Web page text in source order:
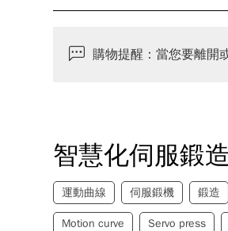
購物提醒：當您要離開
智慧化伺服鍛
運動曲線 伺服鍛機 鍛造
Motion curve Servo press